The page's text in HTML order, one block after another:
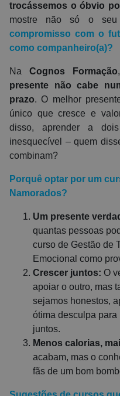
trocássemos o óbvio
mostre não só o
compromisso com o
como companheiro(a)?
Na Cognos Formação
presente não cabe
prazo. O melhor
único que cresce e
disso, aprender a
inesquecível – quem
combinam?
Porquê optar por um
Namorados?
Um presente
quantas pessoas
curso de Gestão de
Emocional como
Crescer juntos: O
apoiar o outro, mas
sejamos honestos,
ótima desculpa
juntos.
Menos calorias,
acabam, mas o
fãs de um bom